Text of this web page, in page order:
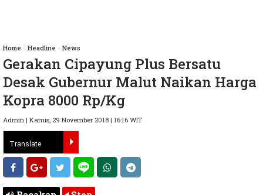
Home » Headline » News
Gerakan Cipayung Plus Bersatu
Desak Gubernur Malut Naikan Harga
Kopra 8000 Rp/Kg
Admin | Kamis, 29 November 2018 | 16:16 WIT